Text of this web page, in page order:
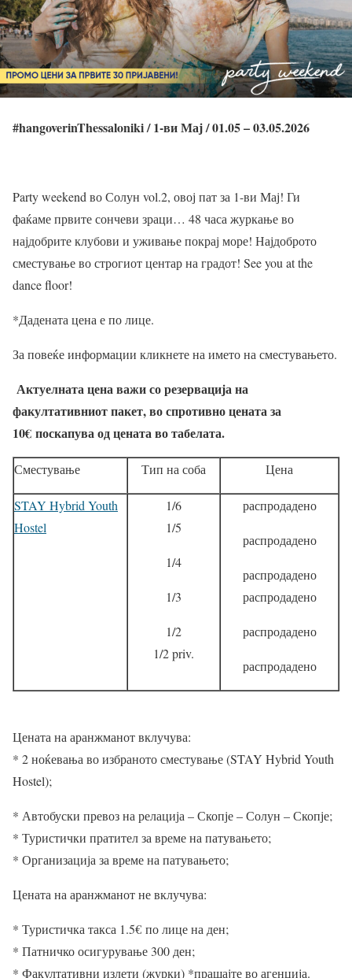
#hangoverinThessaloniki / 1-ви Мај / 01.05 – 03.05.2026
Party weekend во Солун vol.2, овој пат за 1-ви Мај! Ги
фаќаме првите сончеви зраци… 48 часа журкање во
најдобрите клубови и уживање покрај море! Најдоброто
сместување во строгиот центар на градот! See you at the
dance floor!
*Дадената цена е по лице.
За повеќе информации кликнете на името на сместувањето.
Актуелната цена важи со резервација на
факултативниот пакет, во спротивно цената за
10€ поскапува од цената во табелата.
Сместување Тип на соба Цена
STAY Hybrid Youth
Hostel
1/6
1/5
1/4
1/3
1/2
1/2 priv.
распродадено
распродадено
распродадено
распродадено
распродадено
распродадено
Цената на аранжманот вклучува:
* 2 ноќевања во избраното сместување (STAY Hybrid Youth
Hostel);
* Автобуски превоз на релација – Скопје – Солун – Скопје;
* Туристички пратител за време на патувањето;
* Организација за време на патувањето;
Цената на аранжманот не вклучува:
* Туристичка такса 1.5€ по лице на ден;
* Патничко осигурување 300 ден;
* Факултативни излети (журки) *прашајте во агенција.